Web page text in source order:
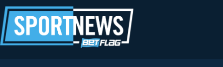
al
contenuto